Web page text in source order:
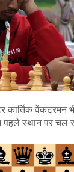
कार्तिक वेंकटरमन
स्थान पर चल